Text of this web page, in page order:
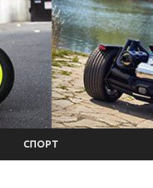
СПОРТ